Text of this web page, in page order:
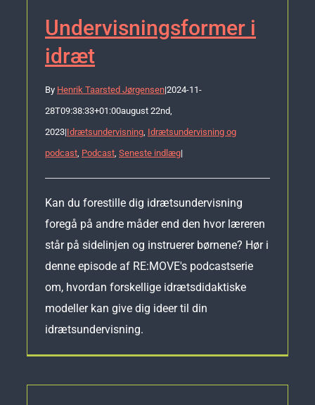
Undervisningsformer i
idræt
By Henrik Taarsted Jørgensen|2024-11-
28T09:38:33+01:00august 22nd,
2023|Idrætsundervisning, Idrætsundervisning og
podcast, Podcast, Seneste indlæg|
Kan du forestille dig idrætsundervisning
foregå på andre måder end den hvor læreren
står på sidelinjen og instruerer børnene? Hør i
denne episode af RE:MOVE's podcastserie
om, hvordan forskellige idrætsdidaktiske
modeller kan give dig ideer til din
idrætsundervisning.